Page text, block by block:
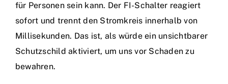
für Personen sein kann. Der FI-Schalter reagiert
sofort und trennt den Stromkreis innerhalb von
Millisekunden. Das ist, als würde ein unsichtbarer
Schutzschild aktiviert, um uns vor Schaden zu
bewahren.